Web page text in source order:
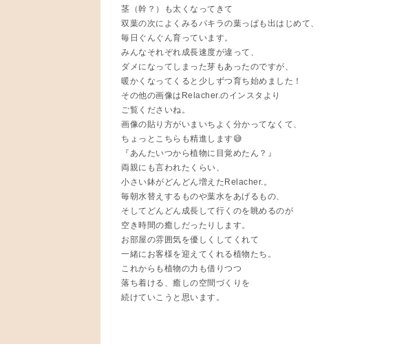
茎（幹？）も太くなってきて
双葉の次によくみるパキラの葉っぱも出はじめて、
毎日ぐんぐん育っています。
みんなそれぞれ成長速度が違って、
ダメになってしまった芽もあったのですが、
暖かくなってくると少しずつ育ち始めました！
その他の画像はRelacher.のインスタより
ご覧くださいね。
画像の貼り方がいまいちよく分かってなくて、
ちょっとこちらも精進します😅
『あんたいつから植物に目覚めたん？』
両親にも言われたくらい、
小さい鉢がどんどん増えたRelacher.。
毎朝水替えするものや葉水をあげるもの、
そしてどんどん成長して行くのを眺めるのが
空き時間の癒しだったりします。
お部屋の雰囲気を優しくしてくれて
一緒にお客様を迎えてくれる植物たち。
これからも植物の力も借りつつ
落ち着ける、癒しの空間づくりを
続けていこうと思います。